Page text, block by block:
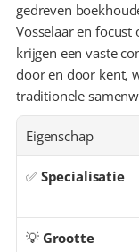
gedreven
Vosselaar en focust
krijgen een vaste
door en door kent,
traditionele
Eigenschap
✅ Specialisatie
💡 Grootte